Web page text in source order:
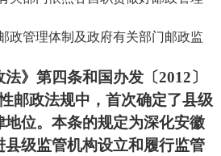
管理体制及政府有关部门邮政监
法》第四条和国办发〔2012〕
邮政法规中，首次确定了县级
地位。本条的规定为深化安徽
县级监管机构设立和履行监管